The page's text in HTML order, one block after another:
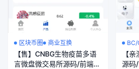
区块币圈 商业互换
【售】CNBG生物疫苗多语
言微盘微交易所源码/前端
BC/
【
源码